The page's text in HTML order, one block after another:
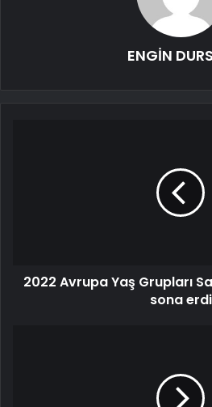
ENGİN
2022 Avrupa Yaş Grupları
sona erdi